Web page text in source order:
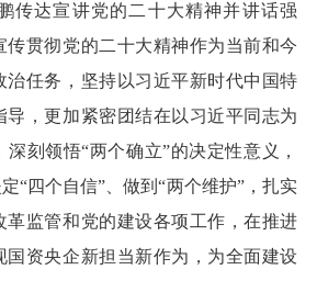
传达宣讲党的二十大精神并讲话强
传贯彻党的二十大精神作为当前和今
治任务，坚持以习近平新时代中国特
导，更加紧密团结在以习近平同志为
刻领悟“两个确立”的决定性意义，
“四个自信”、做到“两个维护”，扎实
革监管和党的建设各项工作，在推进
国资央企新担当新作为，为全面建设